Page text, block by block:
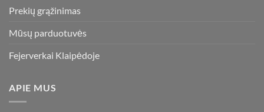
Prekių grąžinimas
Mūsų parduotuvės
Fejerverkai Klaipėdoje
APIE MUS